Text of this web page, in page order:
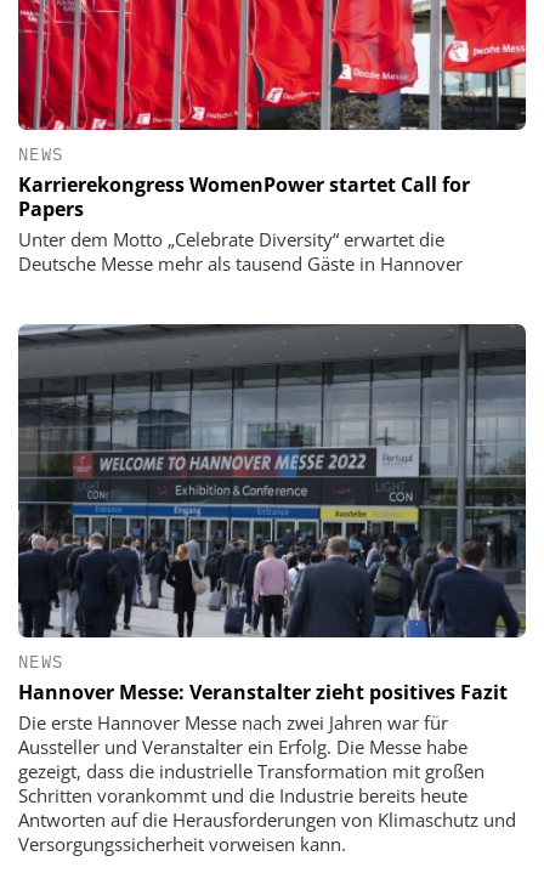
NEWS
Karrierekongress WomenPower startet Call for
Papers
Unter dem Motto „Celebrate Diversity“ erwartet die
Deutsche Messe mehr als tausend Gäste in Hannover
NEWS
Hannover Messe: Veranstalter zieht positives Fazit
Die erste Hannover Messe nach zwei Jahren war für
Aussteller und Veranstalter ein Erfolg. Die Messe habe
gezeigt, dass die industrielle Transformation mit großen
Schritten vorankommt und die Industrie bereits heute
Antworten auf die Herausforderungen von Klimaschutz und
Versorgungssicherheit vorweisen kann.